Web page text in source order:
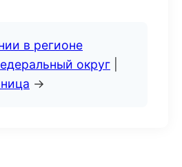
в регионе
округ
→